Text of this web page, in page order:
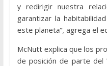
y redirigir nuestra
garantizar la
este planeta”, agrega el
McNutt explica que los
de posición de parte del